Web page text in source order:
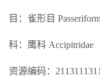
目：雀形目
科：鹰科 Accipitridae
资源编码：